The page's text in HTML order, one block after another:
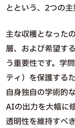
とという、2つの主
主な収穫となった
層、および希望す
う重要性です。学
ティ）を保護する
自身独自の学術的
AIの出力を大幅に
透明性を維持すべ